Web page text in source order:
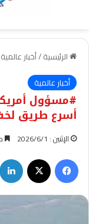
الرئيسية/أخبار عالمية
أخبار عالمية
#مسؤول
أسرع طريق
الإثنين : 2026/6/1
فيسبوك